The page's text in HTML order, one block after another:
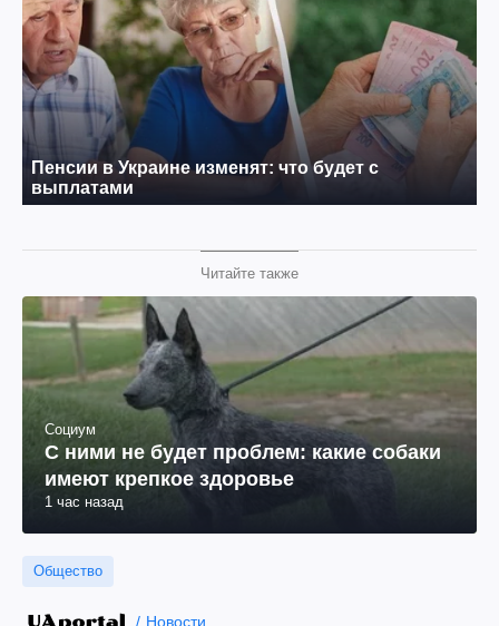
Читайте также
Социум
С ними не будет проблем: какие собаки
имеют крепкое здоровье
1 час назад
Общество
Новости